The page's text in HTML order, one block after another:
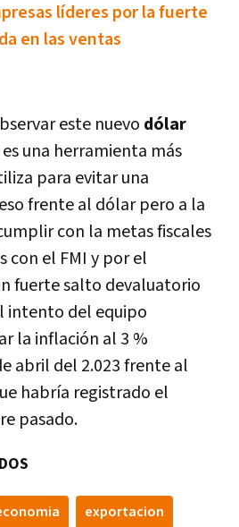
líderes por la fuerte
en las ventas
este nuevo dólar
es una herramienta más
para evitar una
frente al dólar pero a la
con la metas fiscales
con el FMI y por el
fuerte salto devaluatorio
intento del equipo
la inflación al 3 %
abril del 2.023 frente al
habría registrado el
pasado.
exportacion